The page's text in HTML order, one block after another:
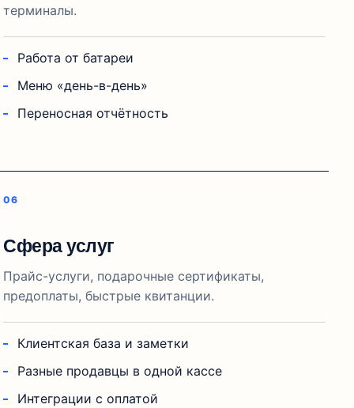
терминалы.
Работа от батареи
Меню «день-в-день»
Переносная отчётность
Сфера услуг
Прайс-услуги, подарочные сертификаты,
предоплаты, быстрые квитанции.
Клиентская база и заметки
Разные продавцы в одной кассе
Интеграции с оплатой